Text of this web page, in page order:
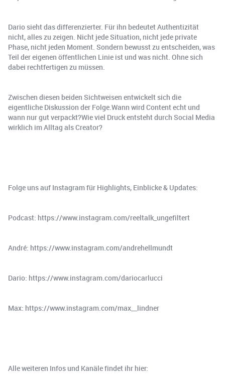
Dario sieht das differenzierter. Für ihn bedeutet Authentizität
nicht, alles zu zeigen. Nicht jede Situation, nicht jede private
Phase, nicht jeden Moment. Sondern bewusst zu entscheiden, was
Teil der eigenen öffentlichen Linie ist und was nicht. Ohne sich
dabei rechtfertigen zu müssen.
Zwischen diesen beiden Sichtweisen entwickelt sich die
eigentliche Diskussion der Folge.Wann wird Content echt und
wann nur gut verpackt?Wie viel Druck entsteht durch Social Media
wirklich im Alltag als Creator?
Folge uns auf Instagram für Highlights, Einblicke & Updates:
Podcast: https://www.instagram.com/reeltalk_ungefiltert
André: https://www.instagram.com/andrehellmundt
Dario: https://www.instagram.com/dariocarlucci
Max: https://www.instagram.com/max__lindner
Alle weiteren Infos und Kanäle findet ihr hier: